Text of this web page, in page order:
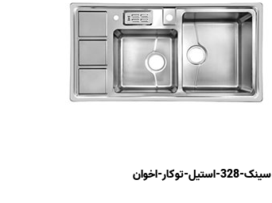
سینک-328-استیل-توکار-اخوان